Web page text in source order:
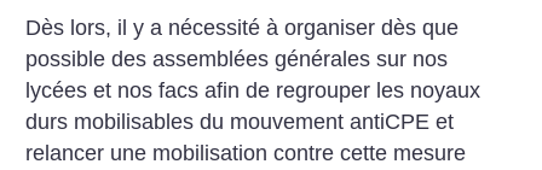
Dès lors, il y a nécessité à organiser dès que
possible des assemblées générales sur nos
lycées et nos facs afin de regrouper les noyaux
durs mobilisables du mouvement antiCPE et
relancer une mobilisation contre cette mesure